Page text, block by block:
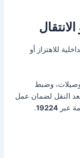
للاهتزاز أو
وضبط
النقل لضمان عمل
عبر19224
.